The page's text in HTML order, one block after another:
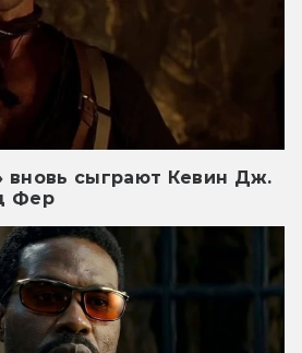
вновь сыграют Кевин Дж.
Фер